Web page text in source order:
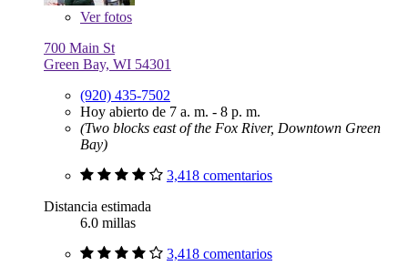
Verfotos
700 Main St
Green Bay, WI 54301
(920) 435-7502
Hoy abierto de 7 a. m. - 8 p. m.
(Two blocks east of the Fox River, Downtown Green
Bay)
3,418 comentarios
Distancia estimada
6.0 millas
3,418 comentarios